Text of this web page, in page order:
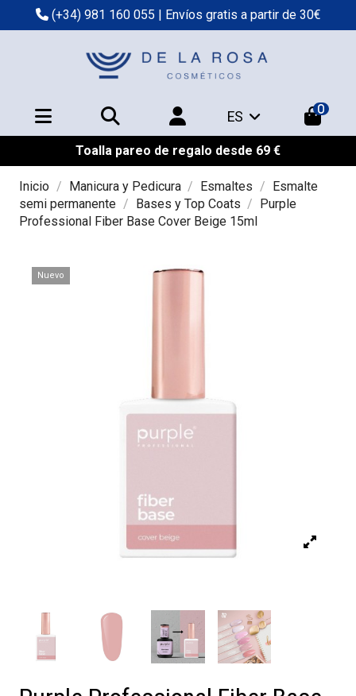
(+34) 981 160 055 | Envíos gratis a partir de 30€
ES 0
Toalla pareo de regalo desde 69 €
Inicio Manicura y Pedicura Esmaltes
Esmalte
semi permanente
Bases y Top Coats
Purple
Professional Fiber Base Cover Beige 15ml
Nuevo